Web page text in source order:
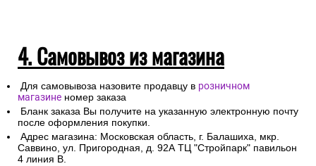
4. Самовывоз из магазина
Для самовывоза назовите продавцу в розничном
магазине номер заказа
Бланк заказа Вы получите на указанную электронную почту
после оформления покупки.
Адрес магазина: Московская область, г. Балашиха, мкр.
Саввино, ул. Пригородная, д. 92А ТЦ "Стройпарк" павильон
4 линия В.